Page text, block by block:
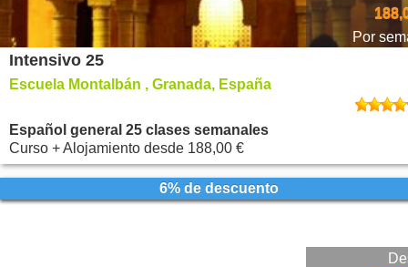
Por
Intensivo 25
Escuela Montalbán , Granada, España
Español general 25 clases semanales
Curso + Alojamiento desde 188,00 €
6% de descuento